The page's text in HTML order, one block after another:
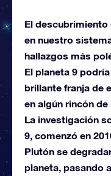
El descubrimiento
en nuestro
hallazgos más
El planeta 9
brillante franja de
en algún rincón
La investigación
9, comenzó en
Plutón se
planeta, pasando